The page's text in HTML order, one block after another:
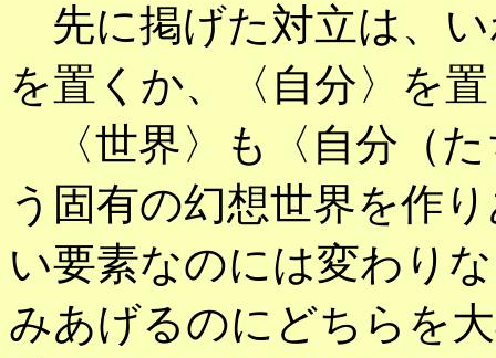
先に掲げた対立は、
を置くか、〈自分〉を
〈世界〉も〈自分（
う固有の幻想世界を作
い要素なのには変わり
みあげるのにどちらを